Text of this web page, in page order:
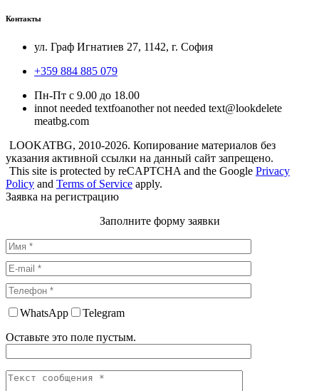
Контакты
ул. Граф Игнатиев 27, 1142, г. София
+359 884 885 079
Пн-Пт с 9.00 до 18.00
innot needed textfoanother not needed text@lookdelete
meatbg.com
LOOKATBG, 2010-2026. Копирование материалов без
указания активной ссылки на данный сайт запрещено.
This site is protected by reCAPTCHA and the Google Privacy
Policy and Terms of Service apply.
Заявка на регистрацию
Заполните форму заявки
WhatsApp
Telegram
Оставьте это поле пустым.